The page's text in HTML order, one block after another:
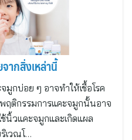
ากสิ่งเหล่านี้
มูกบ่อย ๆ อาจทำให้เชื้อโรค
พฤติกรรมการแคะจมูกนั้นอาจ
นิ้วแคะจมูกและเกิดแผล
เวณโ…